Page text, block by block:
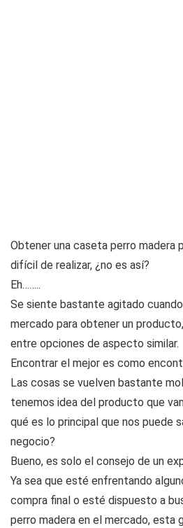
Obtener una caseta perro madera
difícil de realizar, ¿no es así?
Eh……..
Se siente bastante agitado
mercado para obtener un
entre opciones de aspecto similar.
Encontrar el mejor es como
Las cosas se vuelven bastante
tenemos idea del producto que
qué es lo principal que nos puede
negocio?
Bueno, es solo el consejo de un
Ya sea que esté enfrentando
compra final o esté dispuesto a
perro madera en el mercado, esta